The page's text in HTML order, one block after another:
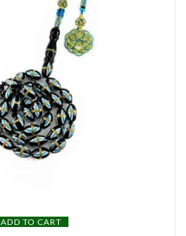
ADD TO CART